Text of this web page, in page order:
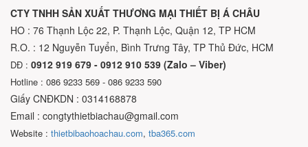
CTY TNHH SẢN XUẤT THƯƠNG MẠI THIẾT BỊ Á CHÂU
HO : 76 Thạnh Lộc 22, P. Thạnh Lộc, Quận 12, TP HCM
R.O. : 12 Nguyễn Tuyển, Bình Trưng Tây, TP Thủ Đức, HCM
DĐ : 0912 919 679 - 0912 910 539 (Zalo – Viber)
Hotline : 086 9233 569 - 086 9233 590
Giấy CNĐKDN : 0314168878
Email : congtythietbiachau@gmail.com
Website : thietbibaohoachau.com, tba365.com